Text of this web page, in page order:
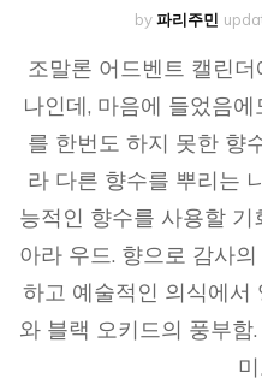
by파리주민
조말론 어드벤트 캘린
나인데, 마음에 들었음
를 한번도 하지 못한 향
라 다른 향수를 뿌리는
능적인 향수를 사용할
아라 우드. 향으로 감사
하고 예술적인 의식에서
와 블랙 오키드의 풍부